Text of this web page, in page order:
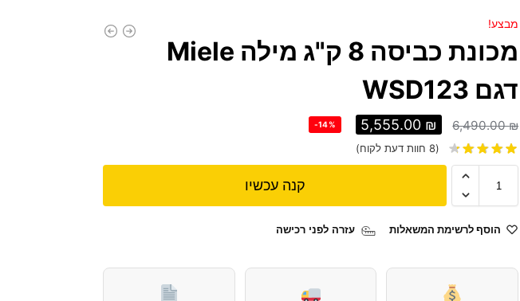
מבצע!
מכונת כביסה 8 ק"ג מילה Miele
דגם WSD123
6,490.00₪
5,555.00 ₪
-14%
(
8 חוות דעת לקוח)
קנה עכשיו
הוסף לרשימת המשאלות עזרה לפני רכישה